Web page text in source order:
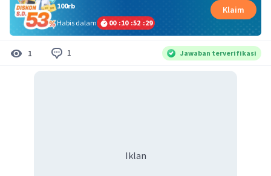
100rb
Habis dalam
00 :10 :52 :29
Klaim
1 1 Jawaban terverifikasi
Iklan